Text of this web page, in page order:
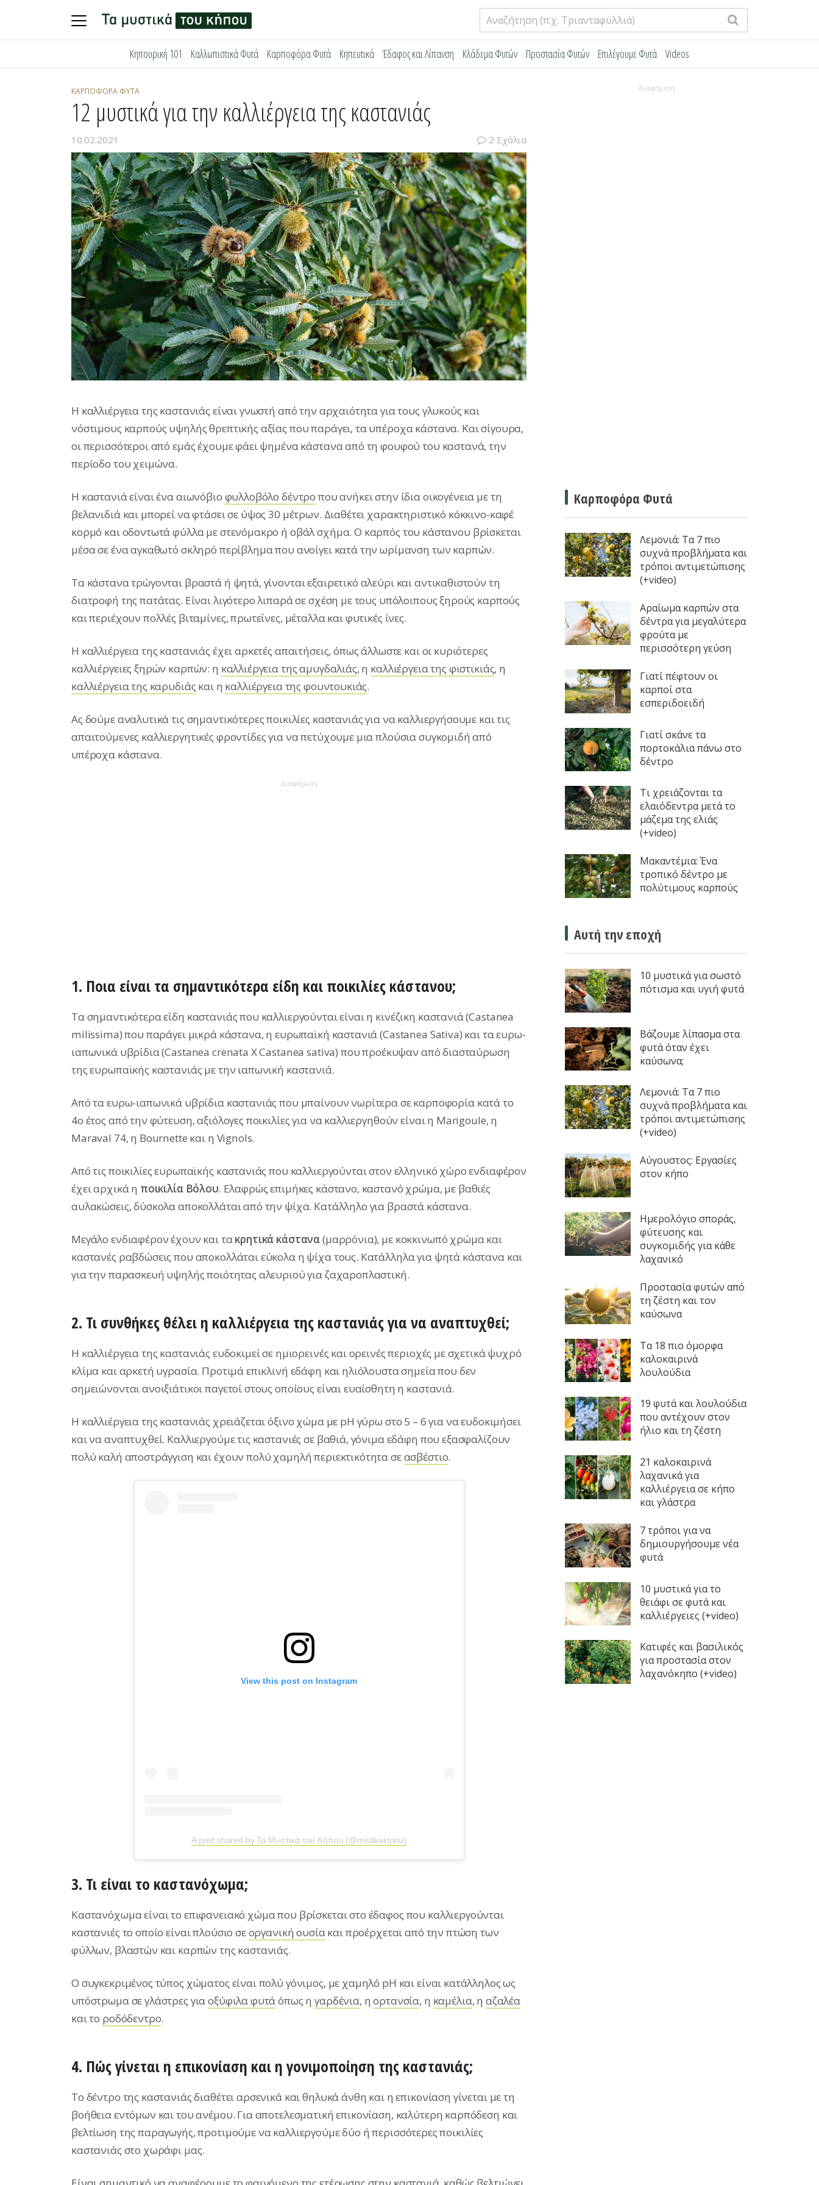
Αναζήτηση
για:
Κηπουρική 101 Καλλωπιστικά Φυτά Καρποφόρα Φυτά Κηπευτικά Έδαφος και Λίπανση Κλάδεμα Φυτών Προστασία Φυτών Επιλέγουμε Φυτά Videos
ΚΑΡΠΟΦΌΡΑ ΦΥΤΆ
12 μυστικά για την καλλιέργεια της καστανιάς
10.02.2021 2 Σχόλια
Η καλλιέργεια της καστανιάς είναι γνωστή από την αρχαιότητα για τους γλυκούς και
νόστιμους καρπούς υψηλής θρεπτικής αξίας που παράγει, τα υπέροχα κάστανα. Και σίγουρα,
οι περισσότεροι από εμάς έχουμε φάει ψημένα κάστανα από τη φουφού του καστανά, την
περίοδο του χειμώνα.
Η καστανιά είναι ένα αιωνόβιο φυλλοβόλο δέντρο που ανήκει στην ίδια οικογένεια με τη
βελανιδιά και μπορεί να φτάσει σε ύψος 30 μέτρων. Διαθέτει χαρακτηριστικό κόκκινο-καφέ
κορμό και οδοντωτά φύλλα με στενόμακρο ή οβάλ σχήμα. Ο καρπός του κάστανου βρίσκεται
μέσα σε ένα αγκαθωτό σκληρό περίβλημα που ανοίγει κατά την ωρίμανση των καρπών.
Τα κάστανα τρώγονται βραστά ή ψητά, γίνονται εξαιρετικό αλεύρι και αντικαθιστούν τη
διατροφή της πατάτας. Είναι λιγότερο λιπαρά σε σχέση με τους υπόλοιπους ξηρούς καρπούς
και περιέχουν πολλές βιταμίνες, πρωτεΐνες, μέταλλα και φυτικές ίνες.
Η καλλιέργεια της καστανιάς έχει αρκετές απαιτήσεις, όπως άλλωστε και οι κυριότερες
καλλιέργειες ξηρών καρπών: η καλλιέργεια της αμυγδαλιάς, η καλλιέργεια της φιστικιάς, η
καλλιέργεια της καρυδιάς και η καλλιέργεια της φουντουκιάς.
Ας δούμε αναλυτικά τις σημαντικότερες ποικιλίες καστανιάς για να καλλιεργήσουμε και τις
απαιτούμενες καλλιεργητικές φροντίδες για να πετύχουμε μια πλούσια συγκομιδή από
υπέροχα κάστανα.
Διαφήμιση
1. Ποια είναι τα σημαντικότερα είδη και ποικιλίες κάστανου;
Τα σημαντικότερα είδη καστανιάς που καλλιεργούνται είναι η κινέζικη καστανιά (Castanea
milissima) που παράγει μικρά κάστανα, η ευρωπαϊκή καστανιά (Castanea Sativa) και τα ευρω-
ιαπωνικά υβρίδια (Castanea crenata X Castanea sativa) που προέκυψαν από διασταύρωση
της ευρωπαϊκής καστανιάς με την ιαπωνική καστανιά.
Από τα ευρω-ιαπωνικά υβρίδια καστανιάς που μπαίνουν νωρίτερα σε καρποφορία κατά το
4ο έτος από την φύτευση, αξιόλογες ποικιλίες για να καλλιεργηθούν είναι η Marigoule, η
Maraval 74, η Bournette και η Vignols.
Από τις ποικιλίες ευρωπαϊκής καστανιάς που καλλιεργούνται στον ελληνικό χώρο ενδιαφέρον
έχει αρχικά η ποικιλία Βόλου. Ελαφρώς επιμήκες κάστανο, καστανό χρώμα, με βαθιές
αυλακώσεις, δύσκολα αποκολλάται από την ψίχα. Κατάλληλο για βραστά κάστανα.
Μεγάλο ενδιαφέρον έχουν και τα κρητικά κάστανα(μαρρόνια), με κοκκινωπό χρώμα και
καστανές ραβδώσεις που αποκολλάται εύκολα η ψίχα τους. Κατάλληλα για ψητά κάστανα και
για την παρασκευή υψηλής ποιότητας αλευριού για ζαχαροπλαστική.
2. Τι συνθήκες θέλει η καλλιέργεια της καστανιάς για να αναπτυχθεί;
Η καλλιέργεια της καστανιάς ευδοκιμεί σε ημιορεινές και ορεινές περιοχές με σχετικά ψυχρό
κλίμα και αρκετή υγρασία. Προτιμά επικλινή εδάφη και ηλιόλουστα σημεία που δεν
σημειώνονται ανοιξιάτικοι παγετοί στους οποίους είναι ευαίσθητη η καστανιά.
Η καλλιέργεια της καστανιάς χρειάζεται όξινο χώμα με pΗ γύρω στο 5 – 6 για να ευδοκιμήσει
και να αναπτυχθεί. Καλλιεργούμε τις καστανιές σε βαθιά, γόνιμα εδάφη που εξασφαλίζουν
πολύ καλή αποστράγγιση και έχουν πολύ χαμηλή περιεκτικότητα σεασβέστιο.
View this post on Instagram
A post shared by Τα Μυστικά του Κήπου (@mistikakipou)
3. Τι είναι το καστανόχωμα;
Καστανόχωμα είναι το επιφανειακό χώμα που βρίσκεται στο έδαφος που καλλιεργούνται
καστανιές το οποίο είναι πλούσιο σεοργανική ουσίακαι προέρχεται από την πτώση των
φύλλων, βλαστών και καρπών της καστανιάς.
Ο συγκεκριμένος τύπος χώματος είναι πολύ γόνιμος, με χαμηλό pH και είναι κατάλληλος ως
υπόστρωμα σε γλάστρες γιαοξύφιλα φυτάόπως ηγαρδένια, ηορτανσία, η καμέλια, η αζαλέα
και το ροδόδεντρο.
4. Πώς γίνεται η επικονίαση και η γονιμοποίηση της καστανιάς;
Το δέντρο της καστανιάς διαθέτει αρσενικά και θηλυκά άνθη και η επικονίαση γίνεται με τη
βοήθεια εντόμων και του ανέμου. Για αποτελεσματική επικονίαση, καλύτερη καρπόδεση και
βελτίωση της παραγωγής, προτιμούμε να καλλιεργούμε δύο ή περισσότερες ποικιλίες
καστανιάς στο χωράφι μας.
Διαφήμιση
Καρποφόρα Φυτά
Λεμονιά: Τα 7 πιο
συχνά προβλήματα και
τρόποι αντιμετώπισης
(+video)
Αραίωμα καρπών στα
δέντρα για μεγαλύτερα
φρούτα με
περισσότερη γεύση
Γιατί πέφτουν οι
καρποί στα
εσπεριδοειδή
Γιατί σκάνε τα
πορτοκάλια πάνω στο
δέντρο
Τι χρειάζονται τα
ελαιόδεντρα μετά το
μάζεμα της ελιάς
(+video)
Μακαντέμια: Ένα
τροπικό δέντρο με
πολύτιμους καρπούς
Αυτή την εποχή
10 μυστικά για σωστό
πότισμα και υγιή φυτά
Βάζουμε λίπασμα στα
φυτά όταν έχει
καύσωνα;
Λεμονιά: Τα 7 πιο
συχνά προβλήματα και
τρόποι αντιμετώπισης
(+video)
Αύγουστος: Εργασίες
στον κήπο
Ημερολόγιο σποράς,
φύτευσης και
συγκομιδής για κάθε
λαχανικό
Προστασία φυτών από
τη ζέστη και τον
καύσωνα
Τα 18 πιο όμορφα
καλοκαιρινά
λουλούδια
19 φυτά και λουλούδια
που αντέχουν στον
ήλιο και τη ζέστη
21 καλοκαιρινά
λαχανικά για
καλλιέργεια σε κήπο
και γλάστρα
7 τρόποι για να
δημιουργήσουμε νέα
φυτά
10 μυστικά για το
θειάφι σε φυτά και
καλλιέργειες (+video)
Κατιφές και βασιλικός
για προστασία στον
λαχανόκηπο (+video)